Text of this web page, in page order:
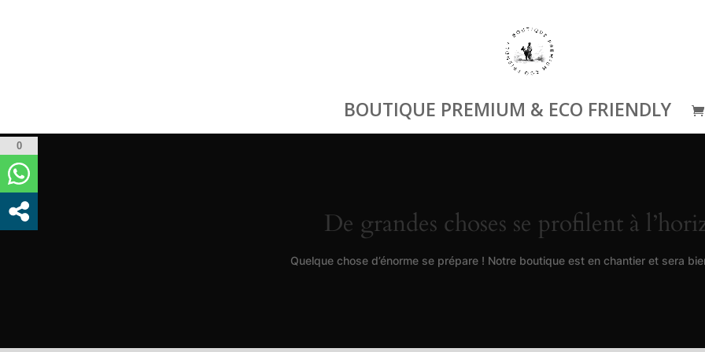
BOUTIQUE PREMIUM & ECO FRIENDLY
De grandes choses se profilent à
Quelque chose d’énorme se prépare ! Notre boutique est en chantier et sera
0